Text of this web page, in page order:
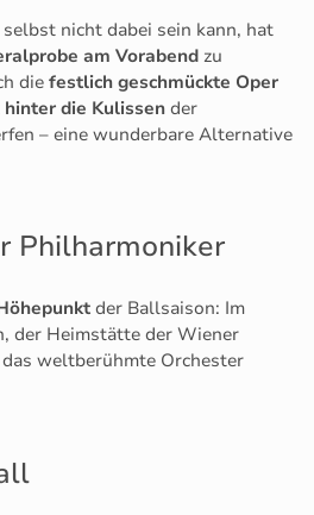
nicht dabei sein kann, hat
am Vorabend zu
die festlich geschmückte Oper
hinter die Kulissen der
– eine wunderbare Alternative
Philharmoniker
der Ballsaison: Im
der Heimstätte der Wiener
weltberühmte Orchester